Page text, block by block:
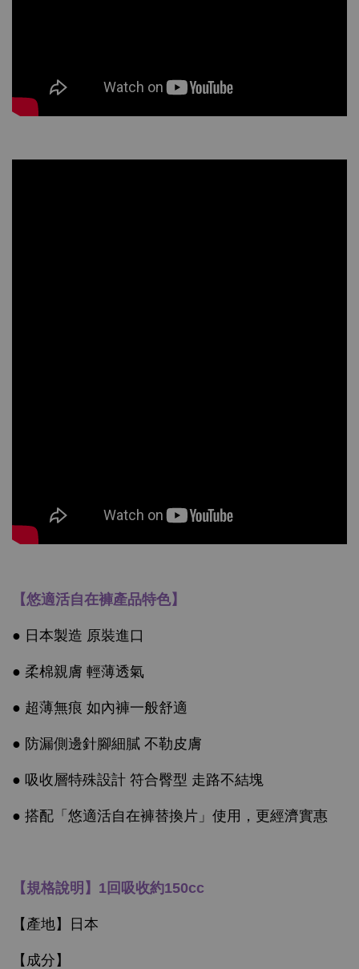
【悠適活自在褲產品特色】
● 日本製造 原裝進口
● 柔棉親膚 輕薄透氣
● 超薄無痕 如內褲一般舒適
● 防漏側邊針腳細膩 不勒皮膚
● 吸收層特殊設計 符合臀型 走路不結塊
● 搭配「悠適活自在褲替換片」使用，更經濟實惠
【規格說明】1回吸收約150cc
【產地】日本
【成分】